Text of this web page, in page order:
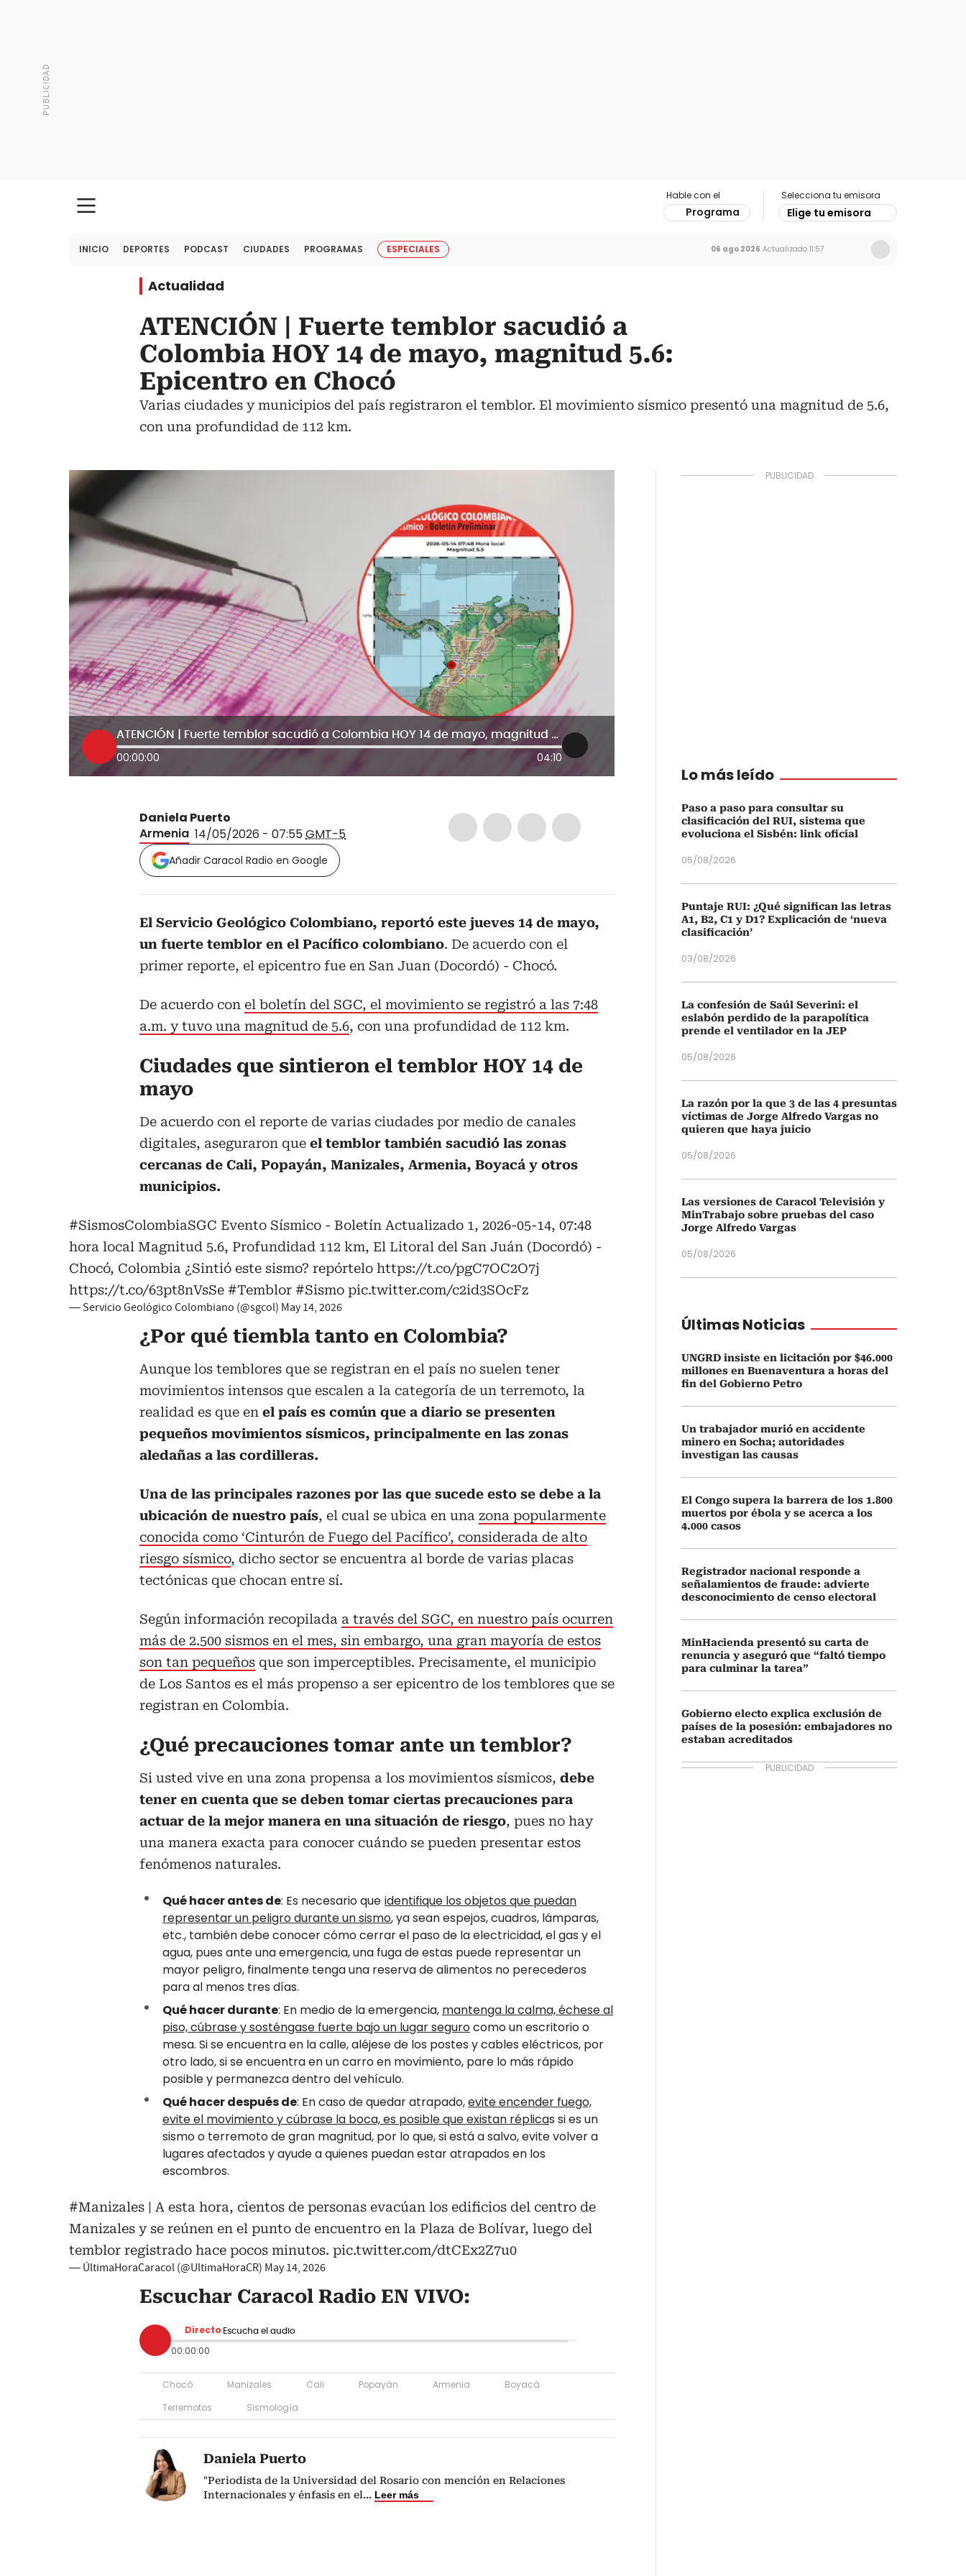
Hable con el
Programa
Selecciona tu emisora
Elige tu emisora
INICIO DEPORTES PODCAST CIUDADES PROGRAMAS ESPECIALES 06 ago 2026 Actualizado 11:57
Actualidad
ATENCIÓN | Fuerte temblor sacudió a
Colombia HOY 14 de mayo, magnitud 5.6:
Epicentro en Chocó
Varias ciudades y municipios del país registraron el temblor. El movimiento sísmico presentó una magnitud de 5.6,
con una profundidad de 112 km.
ATENCIÓN | Fuerte temblor sacudió a Colombia HOY 14 de mayo, magnitud 5.6: epicentro en Chocó
00:00:00 04:10
Daniela Puerto
Armenia 14/05/2026 - 07:55GMT-5
Añadir Caracol Radio en Google
El Servicio Geológico Colombiano, reportó este jueves 14 de mayo,
un fuerte temblor en el Pacífico colombiano. De acuerdo con el
primer reporte, el epicentro fue en San Juan (Docordó) - Chocó.
De acuerdo con el boletín del SGC, el movimiento se registró a las 7:48
a.m. y tuvo una magnitud de 5.6, con una profundidad de 112 km.
Ciudades que sintieron el temblor HOY 14 de
mayo
De acuerdo con el reporte de varias ciudades por medio de canales
digitales, aseguraron que el temblor también sacudió las zonas
cercanas de Cali, Popayán, Manizales, Armenia, Boyacá y otros
municipios.
#SismosColombiaSGC Evento Sísmico - Boletín Actualizado 1, 2026-05-14, 07:48
hora local Magnitud 5.6, Profundidad 112 km, El Litoral del San Juán (Docordó) -
Chocó, Colombia ¿Sintió este sismo? repórtelo https://t.co/pgC7OC2O7j
https://t.co/63pt8nVsSe #Temblor #Sismo pic.twitter.com/c2id3SOcFz
— Servicio Geológico Colombiano (@sgcol) May 14, 2026
¿Por qué tiembla tanto en Colombia?
Aunque los temblores que se registran en el país no suelen tener
movimientos intensos que escalen a la categoría de un terremoto, la
realidad es que en el país es común que a diario se presenten
pequeños movimientos sísmicos, principalmente en las zonas
aledañas a las cordilleras.
Una de las principales razones por las que sucede esto se debe a la
ubicación de nuestro país, el cual se ubica en una zona popularmente
conocida como ‘Cinturón de Fuego del Pacífico’, considerada de alto
riesgo sísmico, dicho sector se encuentra al borde de varias placas
tectónicas que chocan entre sí.
Según información recopilada a través del SGC, en nuestro país ocurren
más de 2.500 sismos en el mes, sin embargo, una gran mayoría de estos
son tan pequeños que son imperceptibles. Precisamente, el municipio
de Los Santos es el más propenso a ser epicentro de los temblores que se
registran en Colombia.
¿Qué precauciones tomar ante un temblor?
Si usted vive en una zona propensa a los movimientos sísmicos, debe
tener en cuenta que se deben tomar ciertas precauciones para
actuar de la mejor manera en una situación de riesgo, pues no hay
una manera exacta para conocer cuándo se pueden presentar estos
fenómenos naturales.
Qué hacer antes de: Es necesario que identifique los objetos que puedan
representar un peligro durante un sismo, ya sean espejos, cuadros, lámparas,
etc., también debe conocer cómo cerrar el paso de la electricidad, el gas y el
agua, pues ante una emergencia, una fuga de estas puede representar un
mayor peligro, finalmente tenga una reserva de alimentos no perecederos
para al menos tres días.
Qué hacer durante: En medio de la emergencia, mantenga la calma, échese al
piso, cúbrase y sosténgase fuerte bajo un lugar segurocomo un escritorio o
mesa. Si se encuentra en la calle, aléjese de los postes y cables eléctricos, por
otro lado, si se encuentra en un carro en movimiento, pare lo más rápido
posible y permanezca dentro del vehículo.
Qué hacer después de: En caso de quedar atrapado,evite encender fuego,
evite el movimiento y cúbrase la boca, es posible que existan réplicas si es un
sismo o terremoto de gran magnitud, por lo que, si está a salvo, evite volver a
lugares afectados y ayude a quienes puedan estar atrapados en los
escombros.
#Manizales | A esta hora, cientos de personas evacúan los edificios del centro de
Manizales y se reúnen en el punto de encuentro en la Plaza de Bolívar, luego del
temblor registrado hace pocos minutos. pic.twitter.com/dtCEx2Z7u0
— ÚltimaHoraCaracol (@UltimaHoraCR) May 14, 2026
Escuchar Caracol Radio EN VIVO:
Directo Escucha el audio
00:00:00
Chocó Manizales Cali Popayán Armenia
Boyacá
Terremotos
Sismología
Daniela Puerto
"Periodista de la Universidad del Rosario con mención en Relaciones
Internacionales y énfasis en el... Leer más
Lo más leído
Paso a paso para consultar su
clasificación del RUI, sistema que
evoluciona el Sisbén: link oficial
05/08/2026
Puntaje RUI: ¿Qué significan las letras
A1, B2, C1 y D1? Explicación de ‘nueva
clasificación’
03/08/2026
La confesión de Saúl Severini: el
eslabón perdido de la parapolítica
prende el ventilador en la JEP
05/08/2026
La razón por la que 3 de las 4 presuntas
víctimas de Jorge Alfredo Vargas no
quieren que haya juicio
05/08/2026
Las versiones de Caracol Televisión y
MinTrabajo sobre pruebas del caso
Jorge Alfredo Vargas
05/08/2026
Últimas Noticias
UNGRD insiste en licitación por $46.000
millones en Buenaventura a horas del
fin del Gobierno Petro
Un trabajador murió en accidente
minero en Socha; autoridades
investigan las causas
El Congo supera la barrera de los 1.800
muertos por ébola y se acerca a los
4.000 casos
Registrador nacional responde a
señalamientos de fraude: advierte
desconocimiento de censo electoral
MinHacienda presentó su carta de
renuncia y aseguró que “faltó tiempo
para culminar la tarea”
Gobierno electo explica exclusión de
países de la posesión: embajadores no
estaban acreditados